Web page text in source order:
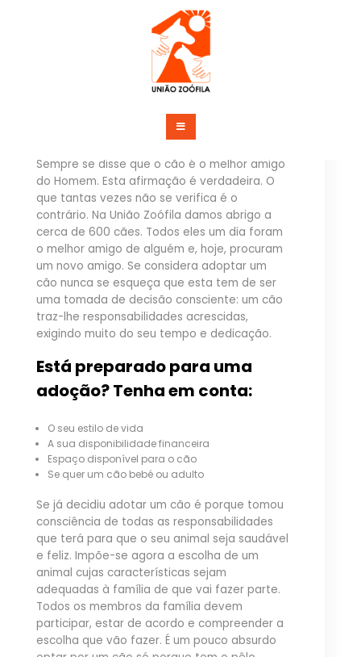
União Zoófila
Guia de Adoção de Cães
Sempre se disse que o cão é o melhor amigo
do Homem. Esta afirmação é verdadeira. O
que tantas vezes não se verifica é o
contrário. Na União Zoófila damos abrigo a
cerca de 600 cães. Todos eles um dia foram
o melhor amigo de alguém e, hoje, procuram
um novo amigo. Se considera adoptar um
cão nunca se esqueça que esta tem de ser
uma tomada de decisão consciente: um cão
traz-lhe responsabilidades acrescidas,
exigindo muito do seu tempo e dedicação.
Está preparado para uma
adoção? Tenha em conta:
O seu estilo de vida
A sua disponibilidade financeira
Espaço disponível para o cão
Se quer um cão bebé ou adulto
Se já decidiu adotar um cão é porque tomou
consciência de todas as responsabilidades
que terá para que o seu animal seja saudável
e feliz. Impõe-se agora a escolha de um
animal cujas características sejam
adequadas à família de que vai fazer parte.
Todos os membros da família devem
participar, estar de acordo e compreender a
escolha que vão fazer. É um pouco absurdo